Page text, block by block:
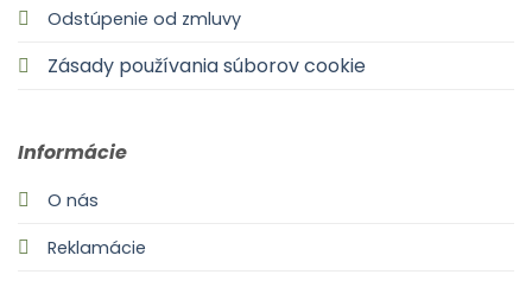
Odstúpenie od zmluvy
Zásady používania súborov cookie
Informácie
O nás
Reklamácie